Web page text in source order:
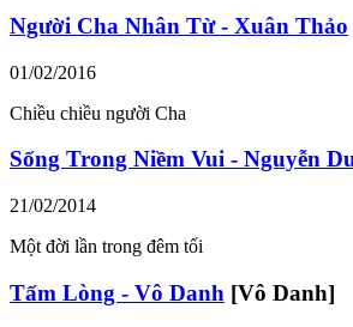
Người Cha Nhân Từ - Xuân Thảo
01/02/2016
Chiều chiều người Cha
Sống Trong Niềm Vui - Nguyễn
21/02/2014
Một đời lần trong đêm tối
Tấm Lòng - Vô Danh [Vô Danh]